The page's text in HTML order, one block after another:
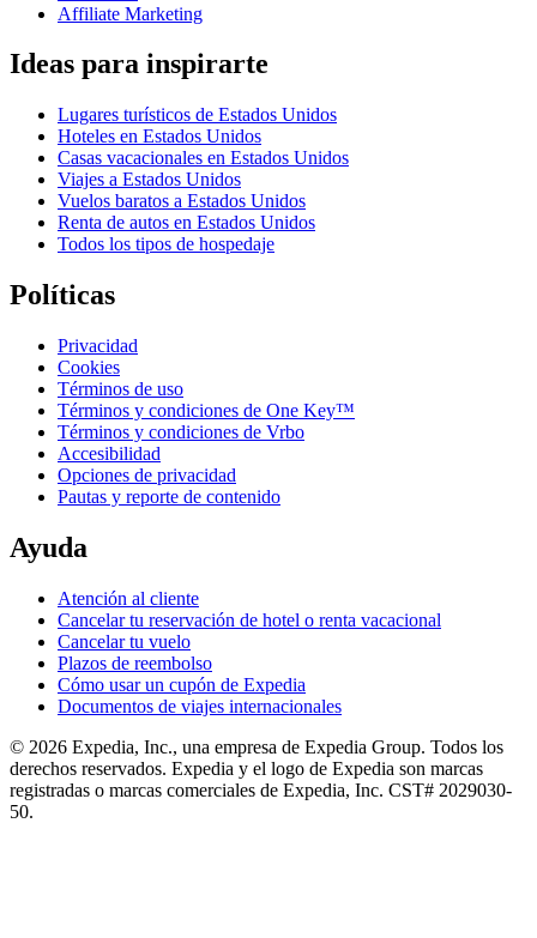
Affiliate Marketing
Ideas para inspirarte
Lugares turísticos de Estados Unidos
Hoteles en Estados Unidos
Casas vacacionales en Estados Unidos
Viajes a Estados Unidos
Vuelos baratos a Estados Unidos
Renta de autos en Estados Unidos
Todos los tipos de hospedaje
Políticas
Privacidad
Cookies
Términos de uso
Términos y condiciones de One Key™
Términos y condiciones de Vrbo
Accesibilidad
Opciones de privacidad
Pautas y reporte de contenido
Ayuda
Atención al cliente
Cancelar tu reservación de hotel o renta vacacional
Cancelar tu vuelo
Plazos de reembolso
Cómo usar un cupón de Expedia
Documentos de viajes internacionales
© 2026 Expedia, Inc., una empresa de Expedia Group. Todos los
derechos reservados. Expedia y el logo de Expedia son marcas
registradas o marcas comerciales de Expedia, Inc. CST# 2029030-
50.